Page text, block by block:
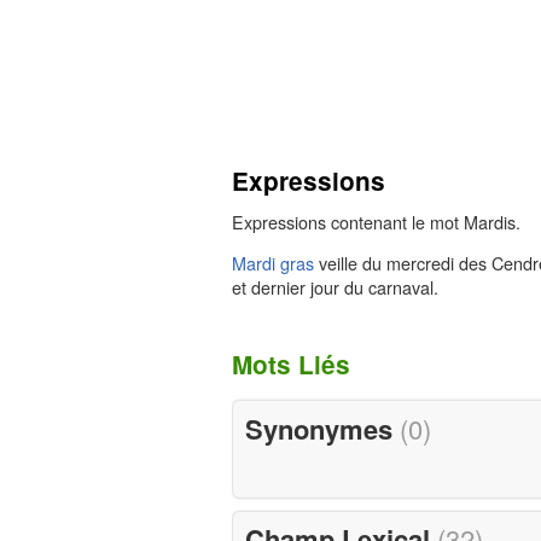
Expressions
Expressions contenant le mot Mardis.
Mardi grasveille du mercredi des
et dernier jour du carnaval.
Mots Liés
Synonymes (0)